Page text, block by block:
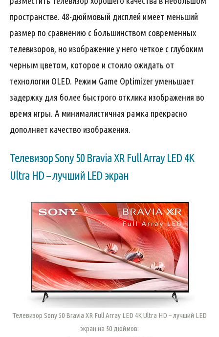
пространстве. 48-дюймовый дисплей имеет меньший
размер по сравнению с большинством современных
телевизоров, но изображение у него четкое с глубоким
черным цветом, которое и стоило ожидать от
технологии OLED. Режим Game Optimizer уменьшает
задержку для более быстрого отклика изображения во
время игры. А минималистичная рамка прекрасно
дополняет качество изображения.
Телевизор Sony 50 Bravia XR Full Array LED 4K
Ultra HD – лучший LED экран
Телевизор Sony 50 Bravia XR Full Array LED 4K Ultra HD – лучший LED
экран на 50 дюймов: